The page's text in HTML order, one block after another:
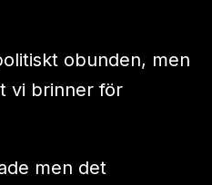
obunden, men
vi brinner för
men det